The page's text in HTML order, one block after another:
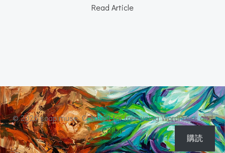
Read Article
© 2026 soap muse. Created for free using WordPress and
Colibri
購読